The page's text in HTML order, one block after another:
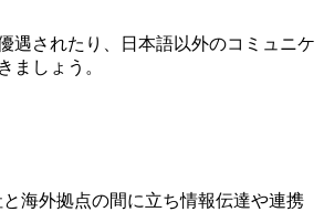
遇されたり、日本語以外のコミュニケ
ましょう。
海外拠点の間に立ち情報伝達や連携